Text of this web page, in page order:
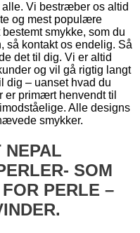
Vi bestræber os altid
og mest populære
smykke, som du
så kontakt os endelig. Så
det til dig. Vi er altid
og vil gå rigtig langt
dig – uanset hvad du
er primært henvendt til
Alle designs
smykker.
NEPAL
SOM
PERLE –